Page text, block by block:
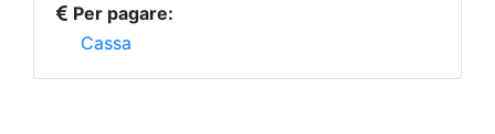
Per pagare:
Cassa